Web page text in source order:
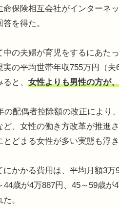
命保険相互会社がインターネ
答を得た。
の夫婦が育児をするにあた
実の平均世帯年収755万円（
と、 女性よりも男性の方が
配偶者控除額の改正により
ど、女性の働き方改革が推進
とどまる女性が多い実態も浮
かかる費用は、平均月額3万
44歳が4万887円、45～59歳が4
。